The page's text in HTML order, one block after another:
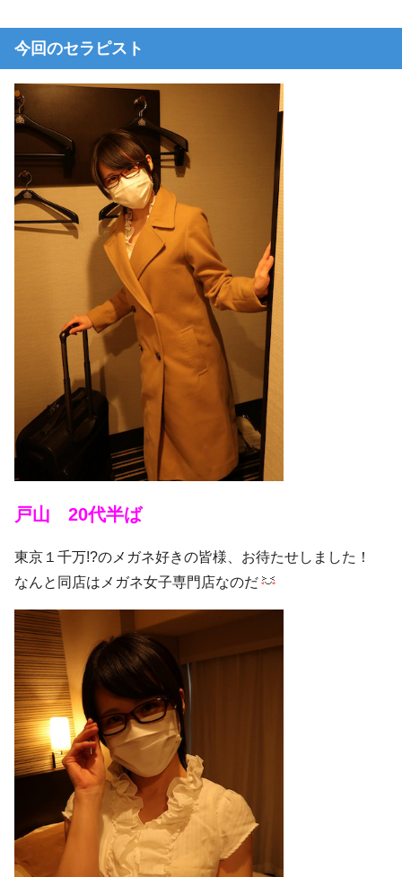
今回のセラピスト
戸山 20代半ば
東京１千万!?のメガネ好きの皆様、お待たせしました！
なんと同店はメガネ女子専門店なのだ